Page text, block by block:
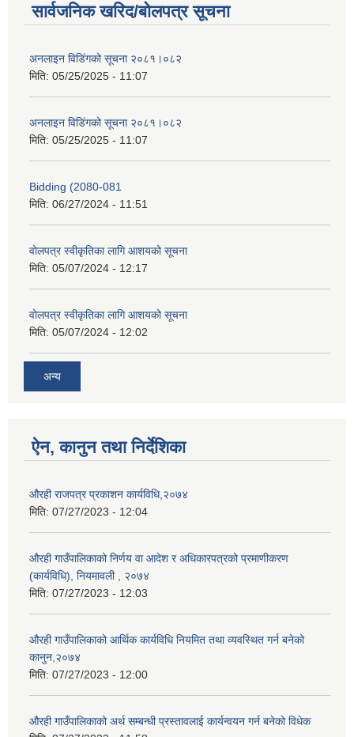
सार्वजनिक खरिद/बोलपत्र सूचना
अनलाइन विडि‌ं‍गको सूचना २०८१।०८२
मिति: 05/25/2025 - 11:07
अनलाइन विडि‌ं‍गको सूचना २०८१।०८२
मिति: 05/25/2025 - 11:07
Bidding (2080-081
मिति: 06/27/2024 - 11:51
वोलपत्र स्वीकृतिका लागि आशयको सूचना
मिति: 05/07/2024 - 12:17
वोलपत्र स्वीकृतिका लागि आशयको सूचना
मिति: 05/07/2024 - 12:02
अन्य
ऐन, कानुन तथा निर्देशिका
औरही राजपत्र प्रकाशन कार्यविधि,२०७४
मिति: 07/27/2023 - 12:04
औरही गाउँपालिकाको निर्णय वा आदेश र अधिकारपत्रको प्रमाणीकरण
(कार्यविधि), नियमावली , २०७४
मिति: 07/27/2023 - 12:03
औरही गाउँपालिकाको आर्थिक कार्यविधि नियमित तथा व्यवस्थित गर्न बनेको
कानुन,२०७४
मिति: 07/27/2023 - 12:00
औरही गाउँपालिकाको अर्थ सम्बन्धी प्रस्तावलाई कार्यन्वयन गर्न बनेको विधेक